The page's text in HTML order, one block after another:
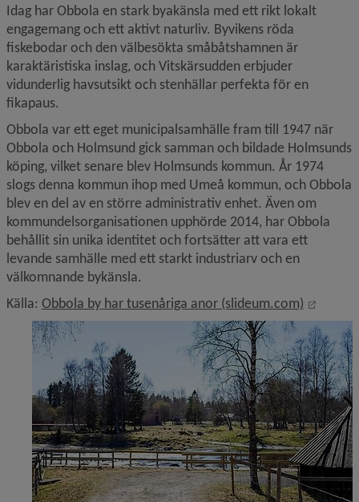
Idag har Obbola en stark byakänsla med ett rikt lokalt
engagemang och ett aktivt naturliv. Byvikens röda
fiskebodar och den välbesökta småbåtshamnen är
karaktäristiska inslag, och Vitskärsudden erbjuder
vidunderlig havsutsikt och stenhällar perfekta för en
fikapaus.
Obbola var ett eget municipalsamhälle fram till 1947 när
Obbola och Holmsund gick samman och bildade Holmsunds
köping, vilket senare blev Holmsunds kommun. År 1974
slogs denna kommun ihop med Umeå kommun, och Obbola
blev en del av en större administrativ enhet. Även om
kommundelsorganisationen upphörde 2014, har Obbola
behållit sin unika identitet och fortsätter att vara ett
levande samhälle med ett starkt industriarv och en
välkomnande bykänsla.
Källa: Obbola by har tusenåriga anor (slideum.com) Länk